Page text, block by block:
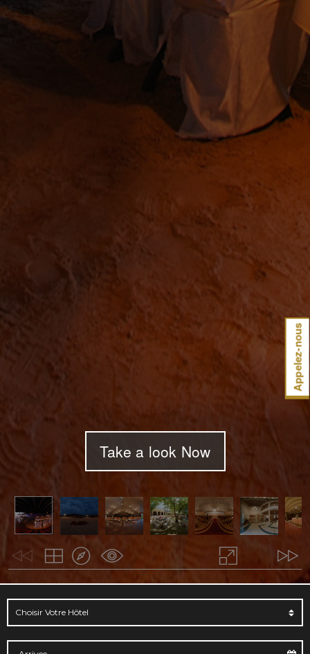
Appelez-nous
Take a look Now